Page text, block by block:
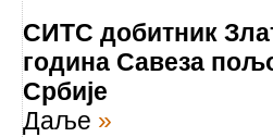
СИТС добитник
година Савеза
Србије
Даље »